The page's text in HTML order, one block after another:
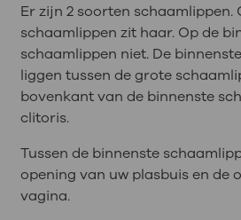
Er zijn 2 soorten schaamlippen.
schaamlippen zit haar. Op de
schaamlippen niet. De
liggen tussen de grote
bovenkant van de binnenste
clitoris.
Tussen de binnenste
opening van uw plasbuis en de
vagina.